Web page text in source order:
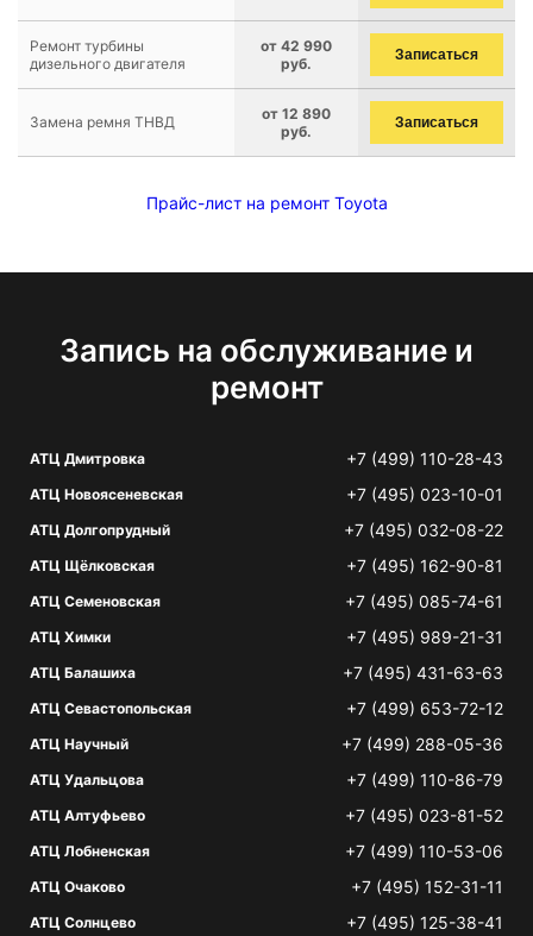
Ремонт турбины
дизельного двигателя
от 42 990
руб.
Записаться
Замена ремня ТНВД
от 12 890
руб.
Записаться
Прайс-лист на ремонт Toyota
Запись на обслуживание и
ремонт
АТЦ Дмитровка +7 (499) 110-28-43
АТЦ Новоясеневская +7 (495) 023-10-01
АТЦ Долгопрудный +7 (495) 032-08-22
АТЦ Щёлковская +7 (495) 162-90-81
АТЦ Семеновская +7 (495) 085-74-61
АТЦ Химки +7 (495) 989-21-31
АТЦ Балашиха +7 (495) 431-63-63
АТЦ Севастопольская +7 (499) 653-72-12
АТЦ Научный +7 (499) 288-05-36
АТЦ Удальцова +7 (499) 110-86-79
АТЦ Алтуфьево +7 (495) 023-81-52
АТЦ Лобненская +7 (499) 110-53-06
АТЦ Очаково +7 (495) 152-31-11
АТЦ Солнцево +7 (495) 125-38-41